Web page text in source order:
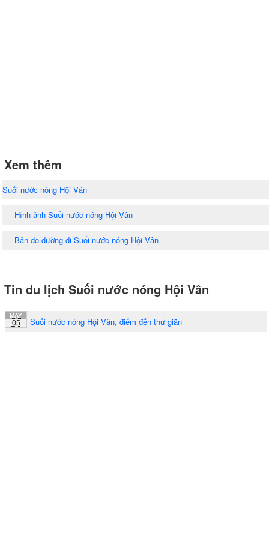
Xem thêm
Suối nước nóng Hội Vân
- Hình ảnh Suối nước nóng Hội Vân
- Bản đồ đường đi Suối nước nóng Hội Vân
Tin du lịch Suối nước nóng Hội Vân
MAY
05 Suối nước nóng Hội Vân, điểm đến thư giãn